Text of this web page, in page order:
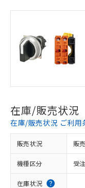
在庫/販売状況
在庫/販売状況 ご利用
販売状況 販
機種区分 受
在庫状況